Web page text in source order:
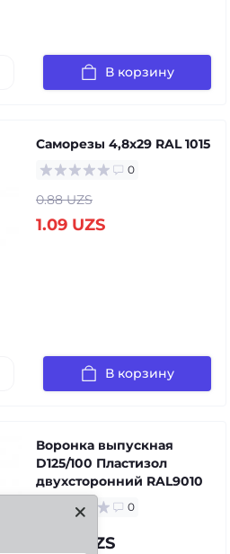
В корзину
Саморезы 4,8х29 RAL 1015
0
0.88 UZS
1.09 UZS
В корзину
Воронка выпускная
D125/100 Пластизол
двухсторонний RAL9010
0
73.01 UZS